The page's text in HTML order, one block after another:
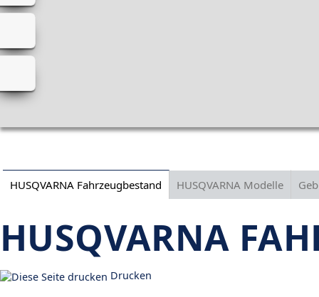
HUSQVARNA Fahrzeugbestand HUSQVARNA Modelle
HUSQVARNA
Drucken